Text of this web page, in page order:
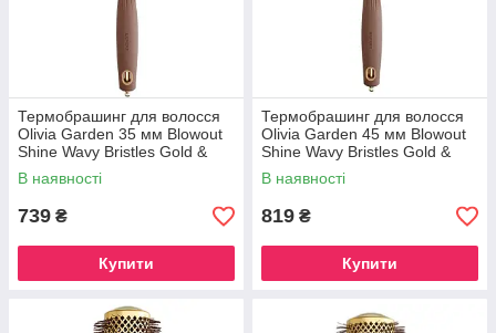
Термобрашинг для волосся
Olivia Garden 35 мм Blowout
Shine Wavy Bristles Gold &
Brown (ID2049)
В наявності
739 ₴
Купити
Термобрашинг для волосся
Olivia Garden 45 мм Blowout
Shine Wavy Bristles Gold &
Brown (ID2050)
В наявності
819 ₴
Купити